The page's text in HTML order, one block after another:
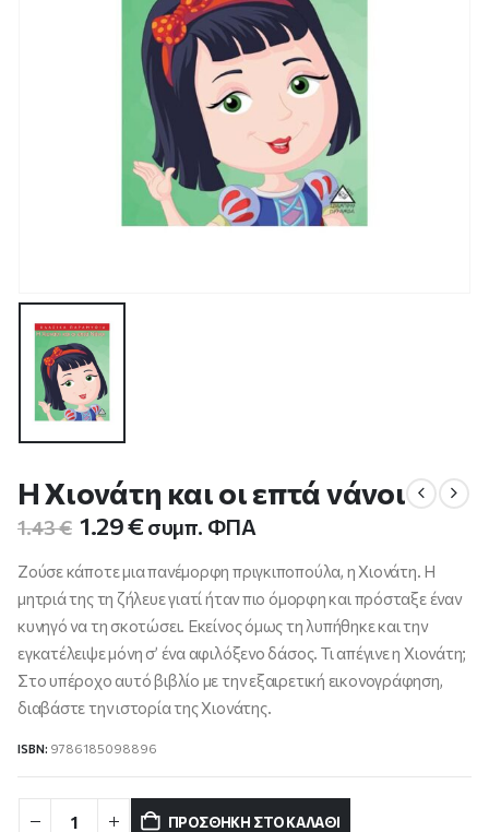
Η Χιονάτη και οι επτά νάνοι
1.43€ Original
was:
1.43 €.
1.29€Η
τρέχουσα
τιμή
είναι:
1.29 €.
συμπ. ΦΠΑ
Ζούσε κάποτε μια πανέμορφη πριγκιποπούλα, η Χιονάτη. Η
μητριά της τη ζήλευε γιατί ήταν πιο όμορφη και πρόσταξε έναν
κυνηγό να τη σκοτώσει. Εκείνος όμως τη λυπήθηκε και την
εγκατέλειψε μόνη σ’ ένα αφιλόξενο δάσος. Τι απέγινε η Χιονάτη;
Στο υπέροχο αυτό βιβλίο με την εξαιρετική εικονογράφηση,
διαβάστε την ιστορία της Χιονάτης.
ISBN: 9786185098896
ΠΡΟΣΘΉΚΗ ΣΤΟ ΚΑΛΆΘΙ